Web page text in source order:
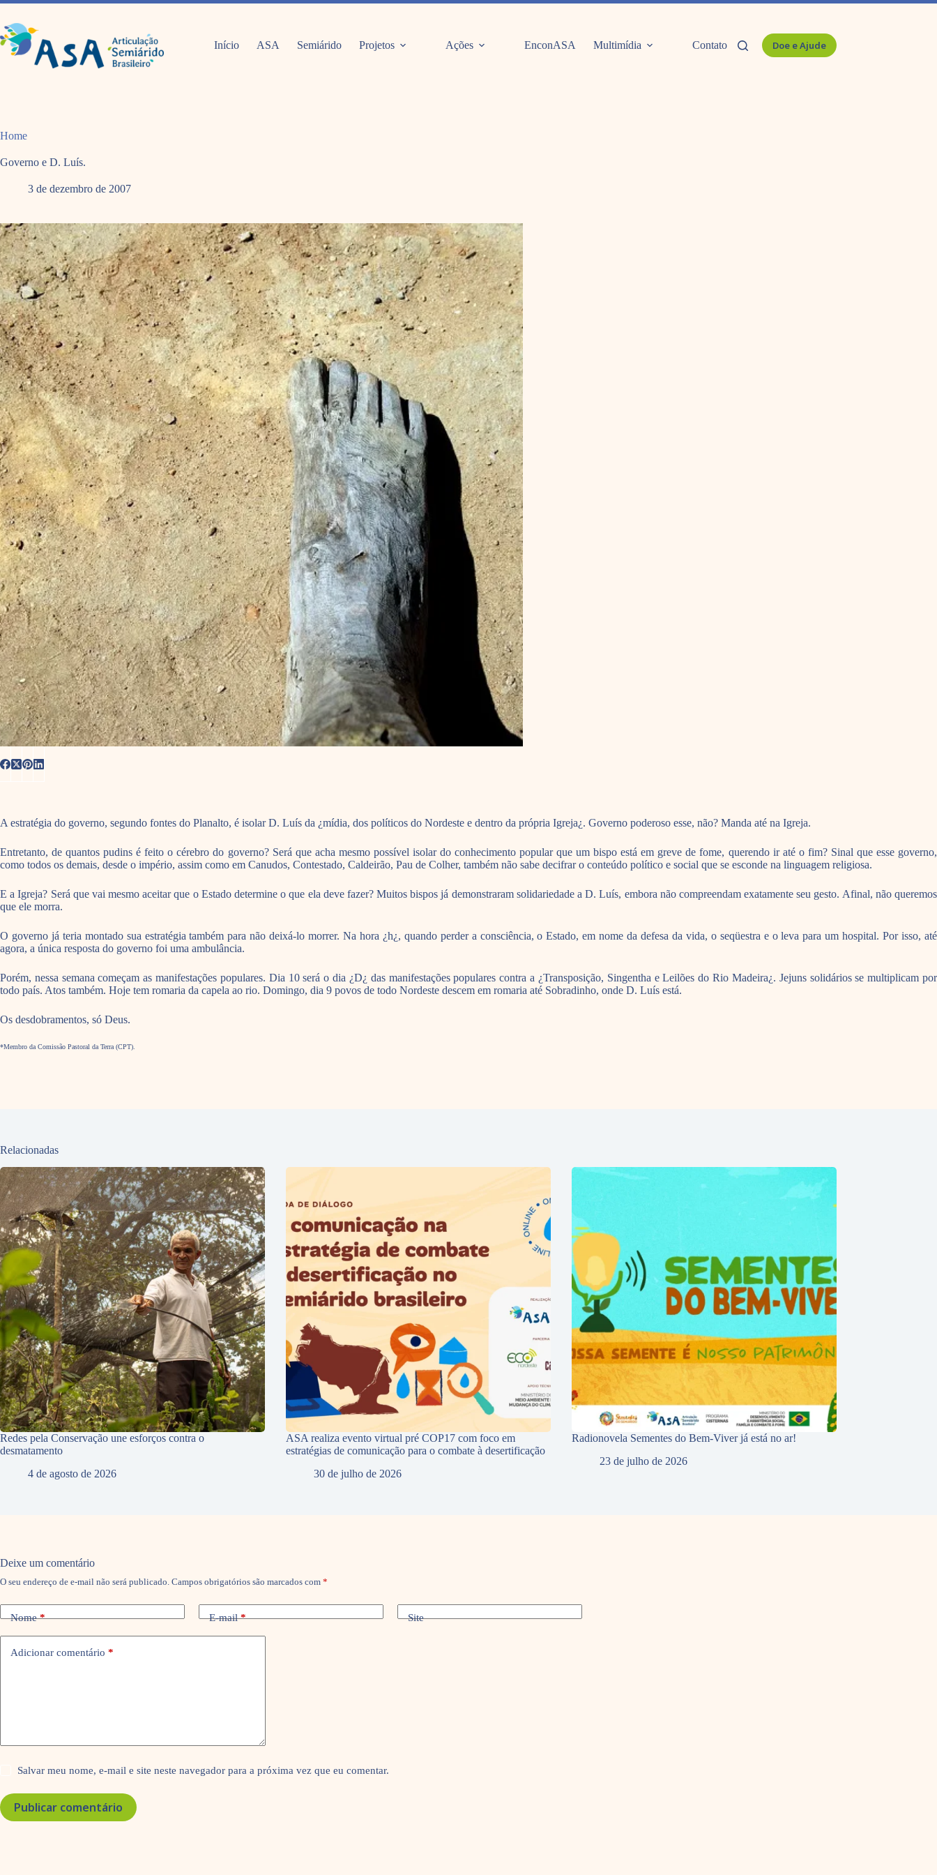
Pular
o
conteúdo
Início ASA Semiárido Projetos Ações EnconASA Multimídia Contato Doe e Ajude
Home
Governo e D. Luís.
3 de dezembro de 2007
A estratégia do governo, segundo fontes do Planalto, é isolar D. Luís da ¿mídia, dos políticos do Nordeste e dentro da própria Igreja¿. Governo poderoso esse, não? Manda até na Igreja.
Entretanto, de quantos pudins é feito o cérebro do governo? Será que acha mesmo possível isolar do conhecimento popular que um bispo está em greve de fome, querendo ir até o fim? Sinal que esse governo,
como todos os demais, desde o império, assim como em Canudos, Contestado, Caldeirão, Pau de Colher, também não sabe decifrar o conteúdo político e social que se esconde na linguagem religiosa.
E a Igreja? Será que vai mesmo aceitar que o Estado determine o que ela deve fazer? Muitos bispos já demonstraram solidariedade a D. Luís, embora não compreendam exatamente seu gesto. Afinal, não queremos
que ele morra.
O governo já teria montado sua estratégia também para não deixá-lo morrer. Na hora ¿h¿, quando perder a consciência, o Estado, em nome da defesa da vida, o seqüestra e o leva para um hospital. Por isso, até
agora, a única resposta do governo foi uma ambulância.
Porém, nessa semana começam as manifestações populares. Dia 10 será o dia ¿D¿ das manifestações populares contra a ¿Transposição, Singentha e Leilões do Rio Madeira¿. Jejuns solidários se multiplicam por
todo país. Atos também. Hoje tem romaria da capela ao rio. Domingo, dia 9 povos de todo Nordeste descem em romaria até Sobradinho, onde D. Luís está.
Os desdobramentos, só Deus.
*Membro da Comissão Pastoral da Terra (CPT).
Relacionadas
Redes pela Conservação une esforços contra o
desmatamento
4 de agosto de 2026
ASA realiza evento virtual pré COP17 com foco em
estratégias de comunicação para o combate à desertificação
30 de julho de 2026
Radionovela Sementes do Bem-Viver já está no ar!
23 de julho de 2026
Deixe um comentário
O seu endereço de e-mail não será publicado. Campos obrigatórios são marcados com *
Nome* E-mail* Site
Adicionar comentário *
Salvar meu nome, e-mail e site neste navegador para a próxima vez que eu comentar.
Publicar comentário